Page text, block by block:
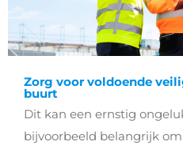
Zorg voor voldoende
buurt
Dit kan een ernstig
bijvoorbeeld belangrijk